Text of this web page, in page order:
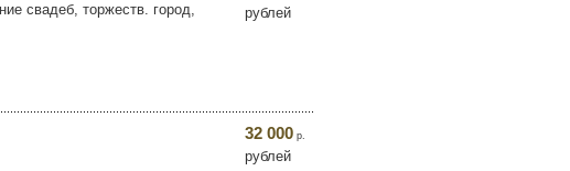
свадеб, торжеств. город,
рублей
32 000 р.
рублей